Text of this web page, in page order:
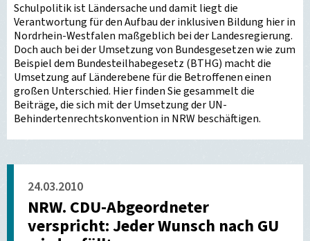
Schulpolitik ist Ländersache und damit liegt die
Verantwortung für den Aufbau der inklusiven Bildung hier in
Nordrhein-Westfalen maßgeblich bei der Landesregierung.
Doch auch bei der Umsetzung von Bundesgesetzen wie zum
Beispiel dem Bundesteilhabegesetz (BTHG) macht die
Umsetzung auf Länderebene für die Betroffenen einen
großen Unterschied. Hier finden Sie gesammelt die
Beiträge, die sich mit der Umsetzung der UN-
Behindertenrechtskonvention in NRW beschäftigen.
24.03.2010
NRW. CDU-Abgeordneter
verspricht: Jeder Wunsch nach GU